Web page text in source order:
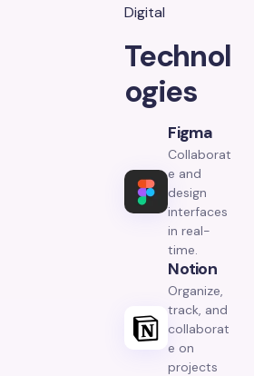
Digital
Technol
ogies
Figma
Collaborat
e and
design
interfaces
in real-
time.
Notion
Organize,
track, and
collaborat
e on
projects